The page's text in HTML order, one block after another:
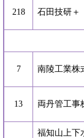
218 石田技研＋
7 南陵工業株
13 両丹管工事
福知山上下